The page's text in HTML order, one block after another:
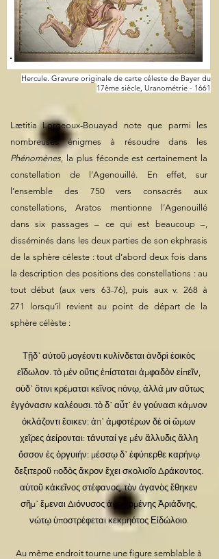
Hercule. Gravure originale de carte céleste de Bayer du
17ème siècle, Uranométrie - 1661
Lætitia Lorgeoux-Bouayad note que parmi les
nombreuses énigmes à résoudre dans les
Phénomènes, la plus féconde est certainement la
constellation de l’Agenouillé. En effet, sur
l’ensemble des 750 vers consacrés aux
constellations, Aratos mentionne l’Agenouillé
dans six passages – ce qui est beaucoup –,
disséminés dans les deux parties de son ekphrasis
de la sphère céleste : tout d’abord deux fois dans
la description des positions des constellations : au
tout début (aux vers 63-76), puis aux v. 268 à
271 lorsqu’il revient au point de départ de la
sphère célèste :
Τῇδ᾽ αὐτοῦ μογέοντι κυλίνδεται ἀνδρὶ ἐοικὸς
εἴδωλον. τὸ μέν οὔτις ἐπίσταται ἀμφαδὸν εἰπεῖν,
οὐδ᾽ ὅτινι κρέμαται κεῖνος πόνῳ, ἀλλά μιν αὕτως
ἐγγόνασιν καλέουσι. τὸ δ᾽ αὖτ᾽ ἐν γούνασι κάμνον
ὀκλάζοντι ἔοικεν: ἀπ᾽ ἀμφοτέρων δέ οἱ ὤμων
χεῖρες ἀείρονται: τάνυταί γε μέν ἄλλυδις ἄλλη
ὅσσον ἐς ὀργυιήν: μέσσῳ δ᾽ ἐφύπερθε καρήνῳ
δεξιτεροῦ ποδὸς ἄκρον ἔχει σκολιοῖο Δράκοντος.
αὐτοῦ κἀκεῖνος στέφανος, τὸν ἀγανὸς ἔθηκεν
σῆμ᾽ ἔμεναι Διόνυσος ἀποιχομένης Ἀριάδνης,
νώτῳ ὑποστρέφεται κεκμηότος Εἰδώλοιο.
Au même endroit tourne une figure semblable à